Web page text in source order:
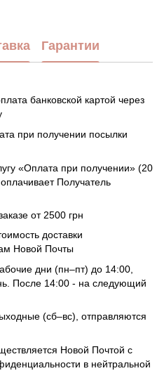
Гарантии
банковской картой через
при получении посылки
«Оплата при получении» (20
Получатель
от 2500 грн
доставки
Новой Почты
дни (пн–пт) до 14:00,
После 14:00 - на следующий
(сб–вс), отправляются
Новой Почтой с
в нейтральной